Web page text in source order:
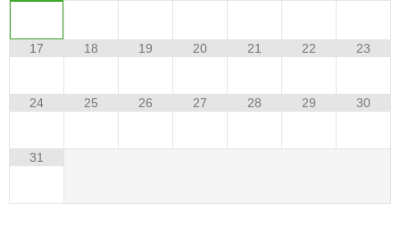
17 18 19 20 21 22 23
24 25 26 27 28 29 30
31